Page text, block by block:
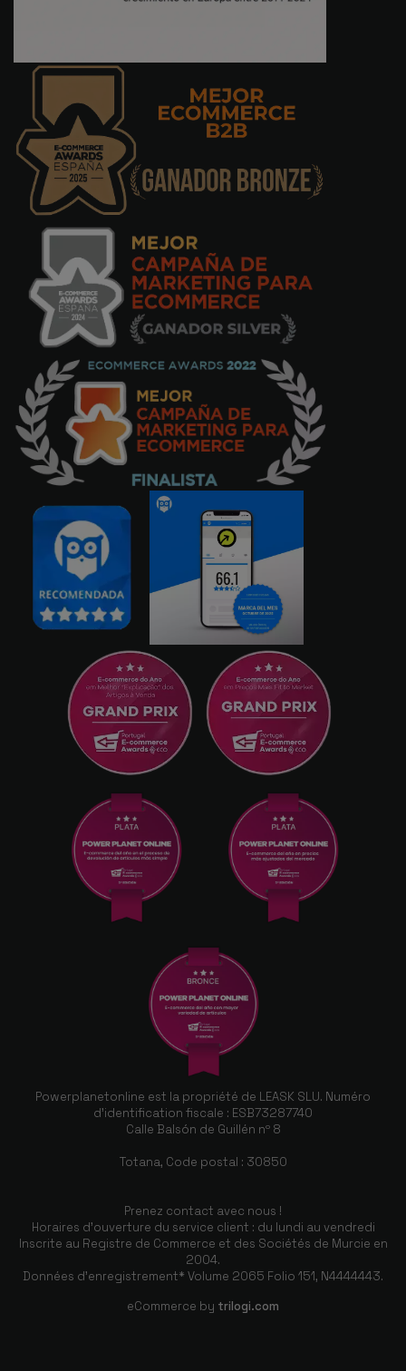
Powerplanetonline est la propriété de LEASK SLU. Numéro
d'identification fiscale : ESB73287740
Calle Balsón de Guillén nº 8
Totana, Code postal : 30850
Prenez contact avec nous !
Horaires d'ouverture du service client : du lundi au vendredi
Inscrite au Registre de Commerce et des Sociétés de Murcie en
2004.
Données d'enregistrement* Volume 2065 Folio 151, N4444443.
eCommerce by trilogi.com